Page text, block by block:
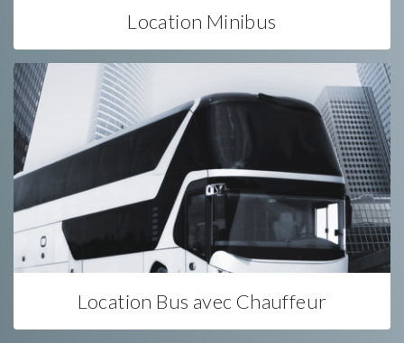
Location Minibus
Location Bus avec Chauffeur